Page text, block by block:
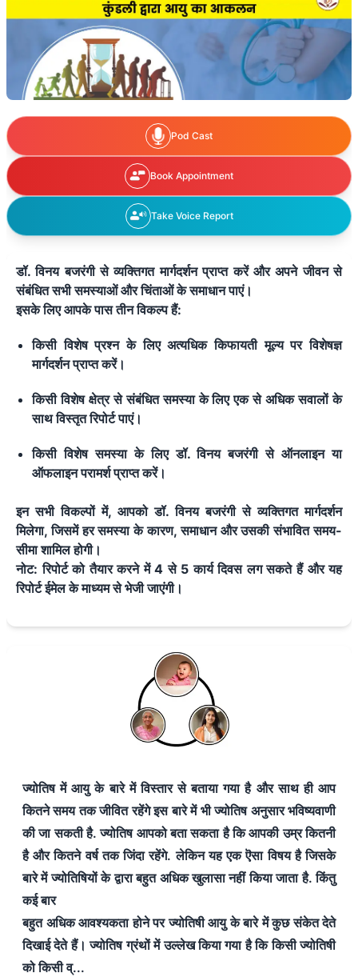
मुझे जानलेवा बीमारी है और मुझे
सर्जरी की जरूरत है। क्या मैं बच
पाऊंगा और कितने समय तक
hai kya main surgery ke
baad bach paunga aur
kitne time tak
Pod Cast
Book Appointment
Take Voice Report
डॉ. विनय बजरंगी से व्यक्तिगत मार्गदर्शन प्राप्त करें और अपने जीवन से
संबंधित सभी समस्याओं और चिंताओं के समाधान पाएं।
इसके लिए आपके पास तीन विकल्प हैं:
किसी विशेष प्रश्न के लिए अत्यधिक किफायती मूल्य पर विशेषज्ञ
मार्गदर्शन प्राप्त करें।
किसी विशेष क्षेत्र से संबंधित समस्या के लिए एक से अधिक सवालों के
साथ विस्तृत रिपोर्ट पाएं।
किसी विशेष समस्या के लिए डॉ. विनय बजरंगी से ऑनलाइन या
ऑफलाइन परामर्श प्राप्त करें।
इन सभी विकल्पों में, आपको डॉ. विनय बजरंगी से व्यक्तिगत मार्गदर्शन
मिलेगा,जिसमें हर समस्या के कारण,समाधान और उसकी संभावित समय-
सीमा शामिल होगी।
नोट: रिपोर्ट को तैयार करने में4से 5कार्य दिवस लग सकते हैं और यह
रिपोर्ट ईमेल के माध्यम से भेजी जाएंगी।
ज्योतिष में आयु के बारे में विस्तार से बताया गया है और साथ ही आप
कितने समय तक जीवित रहेंगे इस बारे में भी ज्योतिष अनुसार भविष्यवाणी
की जा सकती है. ज्योतिष आपको बता सकता है कि आपकी उम्र कितनी
है और कितने वर्ष तक जिंदा रहेंगे. लेकिन यह एक ऎसा विषय है जिसके
बारे में ज्योतिषियों के द्वारा बहुत अधिक खुलासा नहीं किया जाता है. किंतु
कई बार
बहुत अधिक आवश्यकता होने पर ज्योतिषी आयु के बारे में कुछ संकेत देते
दिखाई देते हैं। ज्योतिष ग्रंथों में उल्लेख किया गया है कि किसी ज्योतिषी
को किसी व्...